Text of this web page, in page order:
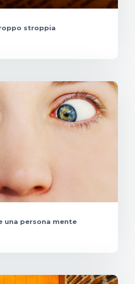
stroppia
una persona mente